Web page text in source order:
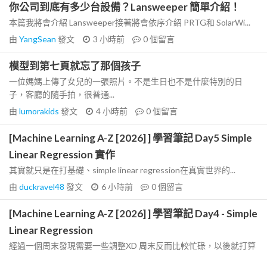
你公司到底有多少台設備？Lansweeper 簡單介紹！
本篇我將會介紹 Lansweeper接著將會依序介紹 PRTG和 SolarWi...
由 YangSean 發文 3 小時前 0個留言
模型到第七頁就忘了那個孩子
一位媽媽上傳了女兒的一張照片。不是生日也不是什麼特別的日
子，客廳的隨手拍，很普通...
由 lumorakids 發文 4 小時前 0個留言
[Machine Learning A-Z [2026] ] 學習筆記 Day5 Simple
Linear Regression 實作
其實就只是在打基礎、simple linear regression在真實世界的...
由 duckravel48 發文 6 小時前 0個留言
[Machine Learning A-Z [2026] ] 學習筆記 Day4 - Simple
Linear Regression
經過一個周末發現需要一些調整XD 周末反而比較忙碌，以後就打算